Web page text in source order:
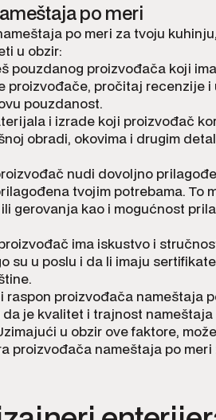
po meri
po meri za tvoju
u obzir:
pouzdanog proizvođača koji
proizvođače, pročitaj recenzije i
pouzdanost.
i izrade koji proizvođač
obradi, okovima i drugim
nudi dovoljno
tvojim potrebama. To
gerovanja kao i mogućnost
ima iskustvo i
su u poslu i da li imaju
raspon proizvođača nameštaja
je kvalitet i trajnost
u obzir ove faktore,
proizvođača nameštaja po meri